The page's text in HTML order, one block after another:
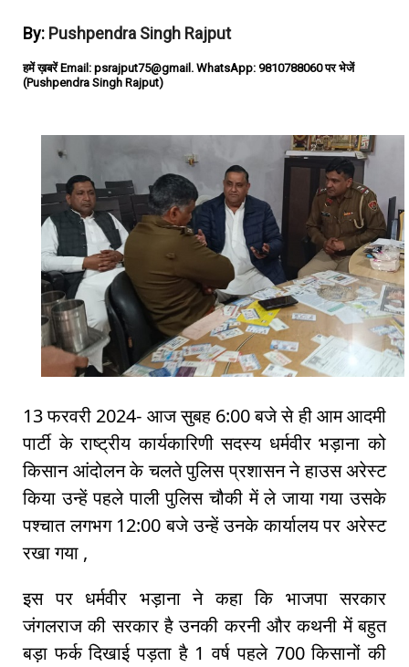
By: Pushpendra Singh Rajput
हमें ख़बरें Email: psrajput75@gmail. WhatsApp: 9810788060 पर भेजें
(Pushpendra Singh Rajput)
13 फरवरी 2024- आज सुबह 6:00 बजे से ही आम आदमी
पार्टी के राष्ट्रीय कार्यकारिणी सदस्य धर्मवीर भड़ाना को
किसान आंदोलन के चलते पुलिस प्रशासन ने हाउस अरेस्ट
किया उन्हें पहले पाली पुलिस चौकी में ले जाया गया उसके
पश्चात लगभग 12:00 बजे उन्हें उनके कार्यालय पर अरेस्ट
रखा गया ,
इस पर धर्मवीर भड़ाना ने कहा कि भाजपा सरकार
जंगलराज की सरकार है उनकी करनी और कथनी में बहुत
बड़ा फर्क दिखाई पड़ता है 1 वर्ष पहले 700 किसानों की